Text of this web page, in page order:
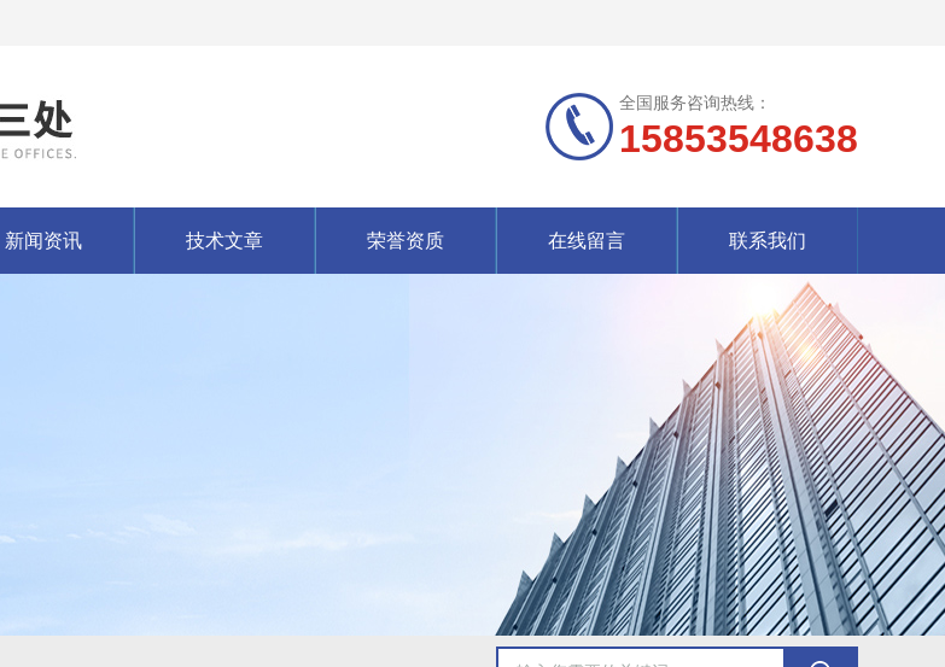
全国服务咨询热线：
15853548638
新闻资讯 技术文章 荣誉资质 在线留言 联系我们